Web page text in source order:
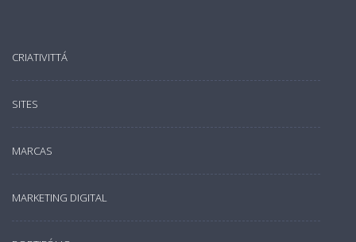
CRIATIVITTÁ
SITES
MARCAS
MARKETING DIGITAL